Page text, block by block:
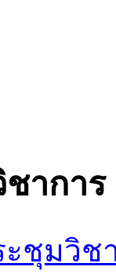
าการ
ะชุมวิช